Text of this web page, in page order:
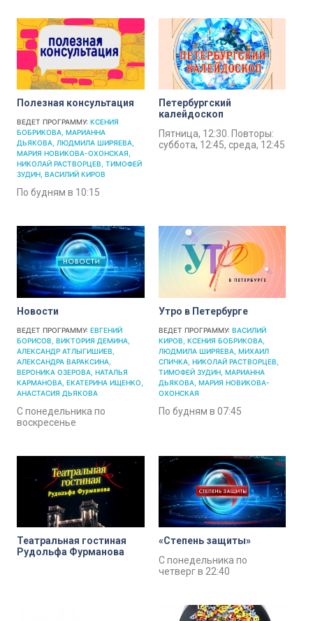
Полезная консультация
ВЕДЕТ ПРОГРАММУ: КСЕНИЯ
БОБРИКОВА МАРИАННА
ДЬЯКОВА ЛЮДМИЛА ШИРЯЕВА
МАРИЯ НОВИКОВА-ОХОНСКАЯ
НИКОЛАЙ РАСТВОРЦЕВ ТИМОФЕЙ
ЗУДИН ВАСИЛИЙ КИРОВ
По будням в 10:15
Петербургский
калейдоскоп
Пятница, 12:30. Повторы:
суббота, 12:45, среда, 12:45
Новости
ВЕДЕТ ПРОГРАММУ: ЕВГЕНИЙ
БОРИСОВ ВИКТОРИЯ ДЕМИНА
АЛЕКСАНДР АТЛЫГИШИЕВ
АЛЕКСАНДРА ВАРАКСИНА
ВЕРОНИКА ОЗЕРОВА НАТАЛЬЯ
КАРМАНОВА ЕКАТЕРИНА ИЩЕНКО
АНАСТАСИЯ ДЬЯКОВА
С понедельника по
воскресенье
Утро в Петербурге
ВЕДЕТ ПРОГРАММУ: ВАСИЛИЙ
КИРОВ КСЕНИЯ БОБРИКОВА
ЛЮДМИЛА ШИРЯЕВА МИХАИЛ
СПИЧКА НИКОЛАЙ РАСТВОРЦЕВ
ТИМОФЕЙ ЗУДИН МАРИАННА
ДЬЯКОВА МАРИЯ НОВИКОВА-
ОХОНСКАЯ
По будням в 07:45
Театральная гостиная
Рудольфа Фурманова
«Степень защиты»
С понедельника по
четверг в 22:40